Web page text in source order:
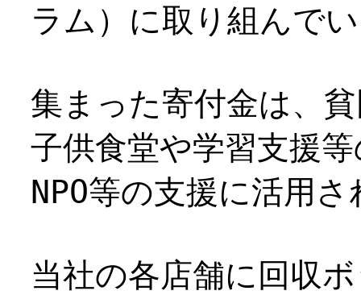
ラム）に取り組んで
集まった寄付金は、
子供食堂や学習支援
NPO等の支援に活用
当社の各店舗に回収